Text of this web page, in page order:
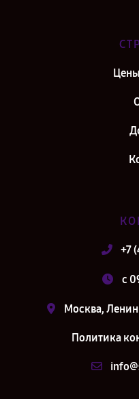
+7
c
Москва,
Политика